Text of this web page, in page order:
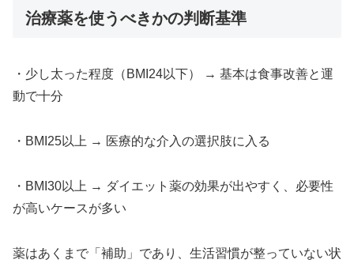
治療薬を使うべきかの判断基準
・少し太った程度（BMI24以下） → 基本は食事改善と運
動で十分
・BMI25以上 → 医療的な介入の選択肢に入る
・BMI30以上 → ダイエット薬の効果が出やすく、必要性
が高いケースが多い
薬はあくまで「補助」であり、生活習慣が整っていない状